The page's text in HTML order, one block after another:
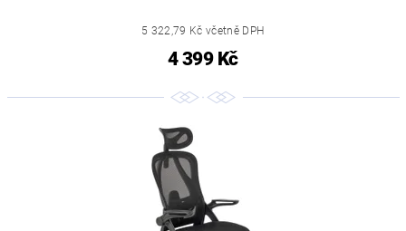
5 322,79 Kč včetně DPH
4 399 Kč